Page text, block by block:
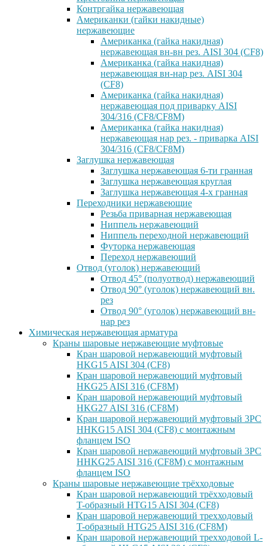
Контргайка нержавеющая
Американки (гайки накидные)
нержавеющие
Американка (гайка накидная)
нержавеющая вн-вн рез. AISI 304 (CF8)
Американка (гайка накидная)
нержавеющая вн-нар рез. AISI 304
(CF8)
Американка (гайка накидная)
нержавеющая под приварку AISI
304/316 (CF8/CF8M)
Американка (гайка накидная)
нержавеющая нар рез. - приварка AISI
304/316 (CF8/CF8M)
Заглушка нержавеющая
Заглушка нержавеющая 6-ти гранная
Заглушка нержавеющая круглая
Заглушка нержавеющая 4-х гранная
Переходники нержавеющие
Резьба приварная нержавеющая
Ниппель нержавеющий
Ниппель переходной нержавеющий
Футорка нержавеющая
Переход нержавеющий
Отвод (уголок) нержавеющий
Отвод 45° (полуотвод) нержавеющий
Отвод 90° (уголок) нержавеющий вн.
рез
Отвод 90° (уголок) нержавеющий вн-
нар рез
Химическая нержавеющая арматура
Краны шаровые нержавеющие муфтовые
Кран шаровой нержавеющий муфтовый
HKG15 AISI 304 (CF8)
Кран шаровой нержавеющий муфтовый
HKG25 AISI 316 (CF8M)
Кран шаровой нержавеющий муфтовый
HKG27 AISI 316 (CF8M)
Кран шаровой нержавеющий муфтовый 3PC
HHKG15 AISI 304 (CF8) с монтажным
фланцем ISO
Кран шаровой нержавеющий муфтовый 3PC
HHKG25 AISI 316 (CF8M) с монтажным
фланцем ISO
Краны шаровые нержавеющие трёхходовые
Кран шаровой нержавеющий трёхходовый
T-образный HTG15 AISI 304 (CF8)
Кран шаровой нержавеющий трехходовый
T-образный HTG25 AISI 316 (CF8M)
Кран шаровой нержавеющий трехходовой L-